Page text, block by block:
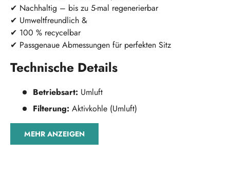
✔ Nachhaltig – bis zu 5-mal regenerierbar
✔ Umweltfreundlich &
✔ 100 % recycelbar
✔ Passgenaue Abmessungen für perfekten Sitz
Technische Details
Betriebsart: Umluft
Filterung: Aktivkohle (Umluft)
MEHR ANZEIGEN